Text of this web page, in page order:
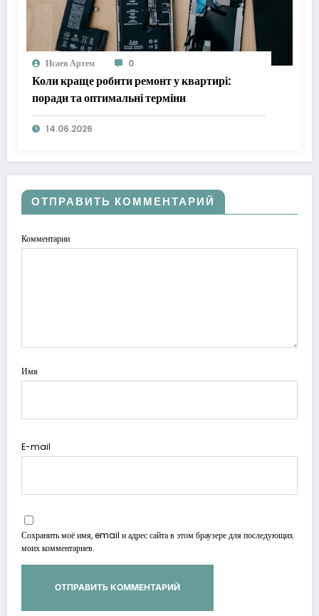
Исаев Артем 0
Коли краще робити ремонт у квартирі:
поради та оптимальні терміни
14.06.2026
ОТПРАВИТЬ КОММЕНТАРИЙ
Комментарии
Имя
E-mail
Сохранить моё имя, email и адрес сайта в этом браузере для последующих
моих комментариев.